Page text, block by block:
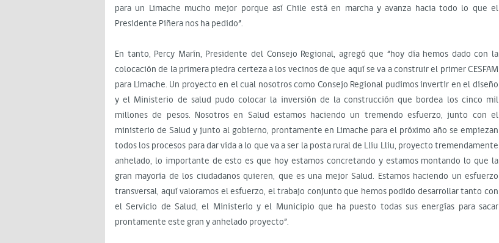
para un Limache mucho mejor porque así Chile está en marcha y avanza hacia todo lo que el
Presidente Piñera nos ha pedido”.
En tanto, Percy Marín, Presidente del Consejo Regional, agregó que “hoy día hemos dado con la
colocación de la primera piedra certeza a los vecinos de que aquí se va a construir el primer CESFAM
para Limache. Un proyecto en el cual nosotros como Consejo Regional pudimos invertir en el diseño
y el Ministerio de salud pudo colocar la inversión de la construcción que bordea los cinco mil
millones de pesos. Nosotros en Salud estamos haciendo un tremendo esfuerzo, junto con el
ministerio de Salud y junto al gobierno, prontamente en Limache para el próximo año se empiezan
todos los procesos para dar vida a lo que va a ser la posta rural de Lliu Lliu, proyecto tremendamente
anhelado, lo importante de esto es que hoy estamos concretando y estamos montando lo que la
gran mayoría de los ciudadanos quieren, que es una mejor Salud. Estamos haciendo un esfuerzo
transversal, aquí valoramos el esfuerzo, el trabajo conjunto que hemos podido desarrollar tanto con
el Servicio de Salud, el Ministerio y el Municipio que ha puesto todas sus energías para sacar
prontamente este gran y anhelado proyecto”.